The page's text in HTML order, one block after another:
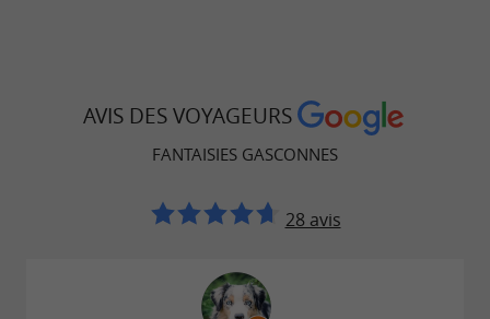
AVIS DES VOYAGEURS
FANTAISIES GASCONNES
28 avis